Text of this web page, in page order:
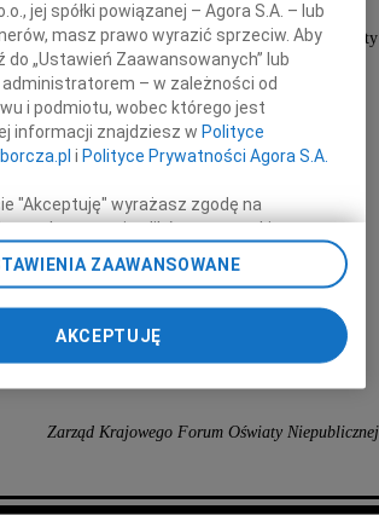
wyrazy głębokiego współczucia z powodu straty
Męża
Zarząd Krajowego Forum Oświaty Niepublicznej
jej spółki powiązanej – Agora S.A. – lub
masz prawo wyrazić sprzeciw. Aby
do „Ustawień Zaawansowanych” lub
– w zależności od
i podmiotu, wobec którego jest
informacji znajdziesz w Polityce
i Polityce Prywatności Agora S.A.
"Akceptuję" wyrażasz zgodę na
plików typu cookie
o. jej Zaufanych Partnerów i Agora S.A.
końcowym. Możesz też w każdej
narzędzie do zarządzania Twoimi
przetwarzania danych poprzez
plików cookie możliwa jest także za
przeglądarki.
Partnerzy i Agora S.A. możemy
ZAAWANSOWANE
AKCEPTUJĘ